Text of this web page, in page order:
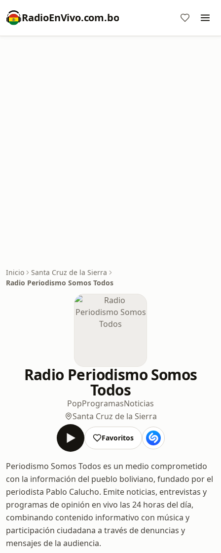
RadioEnVivo.com.bo
Inicio
Santa Cruz de la Sierra
Radio Periodismo Somos Todos
Radio Periodismo Somos
Todos
PopProgramasNoticias
Santa Cruz de la Sierra
Favoritos
Periodismo Somos Todos es un medio comprometido
con la información del pueblo boliviano, fundado por el
periodista Pablo Calucho. Emite noticias, entrevistas y
programas de opinión en vivo las 24 horas del día,
combinando contenido informativo con música y
participación ciudadana a través de denuncias y
mensajes de la audiencia.